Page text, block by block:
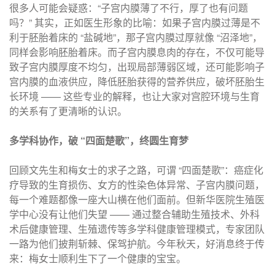
很多人可能会疑惑：“子宫内膜薄了不行，厚了也有问题
吗？” 其实，正如医生形象的比喻：如果子宫内膜过薄是不
利于胚胎着床的 “盐碱地”，那子宫内膜过厚就像 “沼泽地”，
同样会影响胚胎着床。而子宫内膜息肉的存在，不仅可能导
致子宫内膜厚度不均匀，出现局部薄弱区域，还可能影响子
宫内膜的血液供应，降低胚胎获得的营养供应，破坏胚胎生
长环境 —— 这些专业的解释，也让大家对宫腔环境与生育
的关系有了更清晰的认识。
多学科协作，破 “四面楚歌”，终圆生育梦
回顾文先生和梅女士的求子之路，可谓 “四面楚歌”：癌症化
疗导致的生育损伤、女方的性染色体异常、子宫内膜问题，
每一个难题都像一座大山横在他们面前。但新华医院生殖医
学中心没有让他们失望 —— 通过整合辅助生殖技术、外科
术后健康管理、生殖遗传等多学科健康管理模式，专家团队
一路为他们披荆斩棘、保驾护航。今年秋天，好消息终于传
来：梅女士顺利生下了一个健康的宝宝。